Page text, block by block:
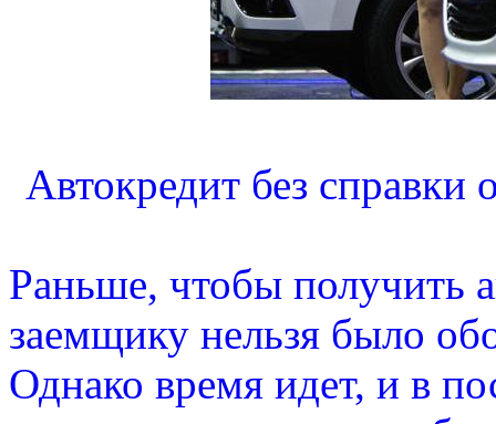
Автокредит без
Раньше, чтобы получить
заемщику нельзя было
Однако время идет, и в